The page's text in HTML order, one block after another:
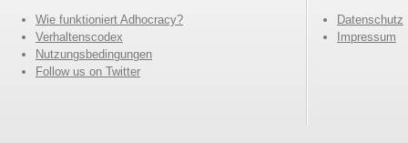
Wie funktioniert Adhocracy?
Verhaltenscodex
Nutzungsbedingungen
Follow us on Twitter
Datenschutz
Impressum